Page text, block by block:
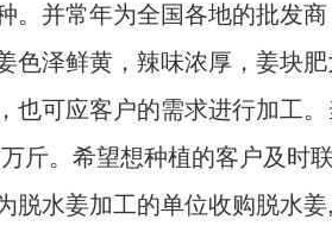
。并常年为全国各地的批发
色泽鲜黄，辣味浓厚，姜块
也可应客户的需求进行加工
斤。希望想种植的客户及时
脱水姜加工的单位收购脱水